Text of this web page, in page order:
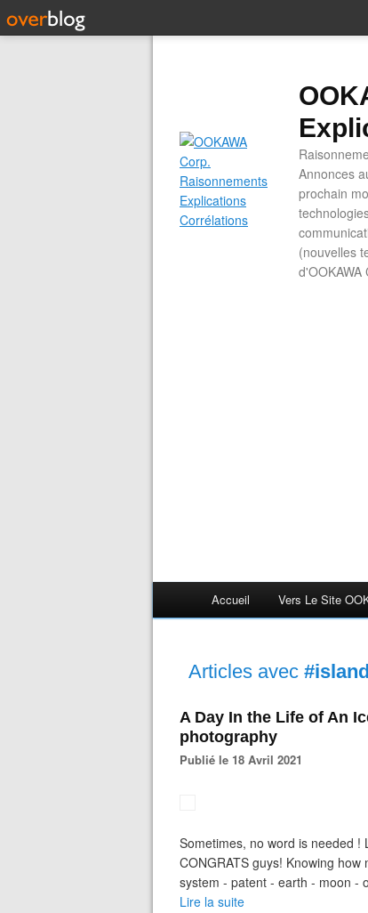
Annonces
prochain
(nouvelles
Accueil Vers Le Site
Articles avec #island
A Day In the Life of An
photography
Publié le 18 Avril 2021
Sometimes, no word is needed !
CONGRATS guys! Knowing
system - patent - earth - moon -
Lire la suite